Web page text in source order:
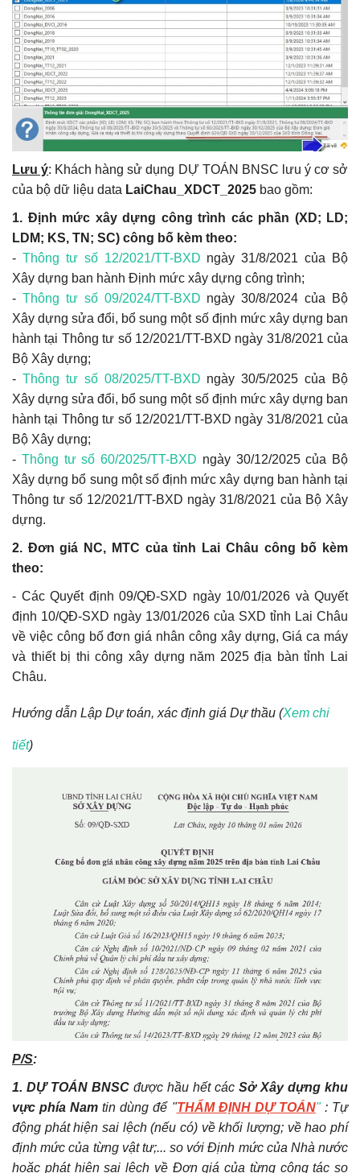
Lưu ý: Khách hàng sử dụng DỰ TOÁN BNSC lưu ý cơ sở
của bộ dữ liệu data LaiChau_XDCT_2025 bao gồm:
1. Định mức xây dựng công trình các phần (XD; LD;
LDM; KS, TN; SC) công bố kèm theo:
- Thông tư số 12/2021/TT-BXD ngày 31/8/2021 của Bộ
Xây dựng ban hành Định mức xây dựng công trình;
- Thông tư số 09/2024/TT-BXD ngày 30/8/2024 của Bộ
Xây dựng sửa đổi, bổ sung một số định mức xây dựng ban
hành tại Thông tư số 12/2021/TT-BXD ngày 31/8/2021 của
Bộ Xây dựng;
- Thông tư số 08/2025/TT-BXD ngày 30/5/2025 của Bộ
Xây dựng sửa đổi, bổ sung một số định mức xây dựng ban
hành tại Thông tư số 12/2021/TT-BXD ngày 31/8/2021 của
Bộ Xây dựng;
- Thông tư số 60/2025/TT-BXD ngày 30/12/2025 của Bộ
Xây dựng bổ sung một số định mức xây dựng ban hành tại
Thông tư số 12/2021/TT-BXD ngày 31/8/2021 của Bộ Xây
dựng.
2. Đơn giá NC, MTC của tỉnh Lai Châu công bố kèm
theo:
- Các Quyết định 09/QĐ-SXD ngày 10/01/2026 và Quyết
định 10/QĐ-SXD ngày 13/01/2026 của SXD tỉnh Lai Châu
về việc công bố đơn giá nhân công xây dựng, Giá ca máy
và thiết bị thi công xây dựng năm 2025 địa bàn tỉnh Lai
Châu.
Hướng dẫn Lập Dự toán, xác định giá Dự thầu (Xem chi
tiết)
P/S:
1. DỰ TOÁN BNSC được hầu hết các Sở Xây dựng khu
vực phía Namtin dùng để "THẨM ĐỊNH DỰ TOÁN": Tự
động phát hiện sai lệch (nếu có) về khối lượng; về hao phí
định mức của từng vật tư;... so với Định mức của Nhà nước
hoặc phát hiện sai lệch về Đơn giá của từng công tác so